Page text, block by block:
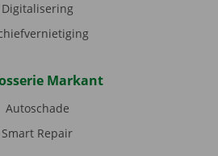
Digitalisering
Markant
Autoschade
Smart Repair